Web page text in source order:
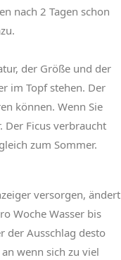
nach 2 Tagen schon
der Größe und der
im Topf stehen. Der
können. Wenn Sie
Der Ficus verbraucht
zum Sommer.
versorgen, ändert
Woche Wasser bis
der Ausschlag desto
wenn sich zu viel